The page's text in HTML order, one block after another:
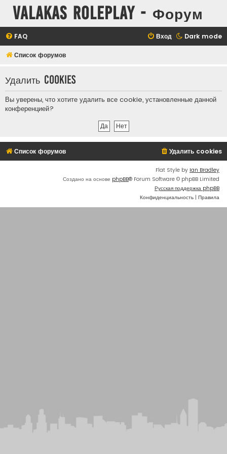
Valakas Roleplay - Форум
Dark mode
FAQ Вход
Список форумов
Удалить cookies
Вы уверены, что хотите удалить все cookie, установленные данной
конференцией?
Список форумов Удалить cookies
Flat Style by Ian Bradley
Создано на основе phpBB® Forum Software © phpBB Limited
Русская поддержка phpBB
Конфиденциальность | Правила